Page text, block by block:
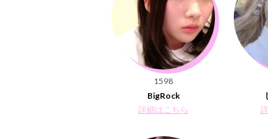
1598
BigRock
詳細はこちら